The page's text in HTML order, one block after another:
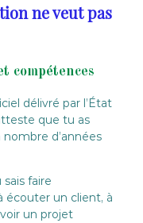
ne veut pas
compétences
délivré par l’État
que tu as
d’années
faire
écouter un client, à
un projet